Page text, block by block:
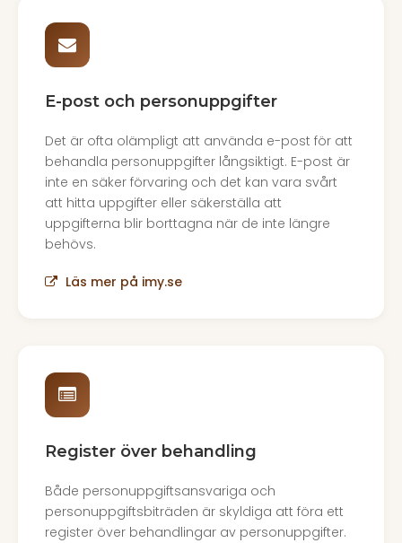
E-post och personuppgifter
Det är ofta olämpligt att använda e-post för att
behandla personuppgifter långsiktigt. E-post är
inte en säker förvaring och det kan vara svårt
att hitta uppgifter eller säkerställa att
uppgifterna blir borttagna när de inte längre
behövs.
Läs mer på imy.se
Register över behandling
Både personuppgiftsansvariga och
personuppgiftsbiträden är skyldiga att föra ett
register över behandlingar av personuppgifter.